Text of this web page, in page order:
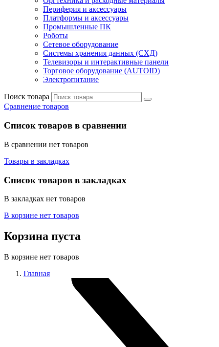
Периферия и аксессуары
Платформы и аксессуары
Промышленные ПК
Роботы
Сетевое оборудование
Системы хранения данных (СХД)
Телевизоры и интерактивные панели
Торговое оборудование (AUTOID)
Электропитание
Поиск товара
Сравнение товаров
Список товаров в сравнении
В сравнении нет товаров
Товары в закладках
Список товаров в закладках
В закладках нет товаров
В корзине нет товаров
Корзина пуста
В корзине нет товаров
Главная